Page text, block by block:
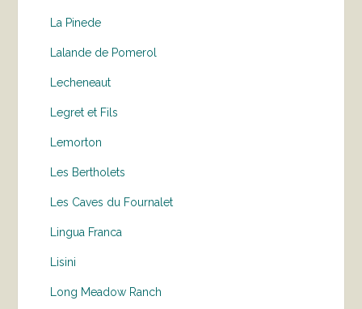
La Pinede
Lalande de Pomerol
Lecheneaut
Legret et Fils
Lemorton
Les Bertholets
Les Caves du Fournalet
Lingua Franca
Lisini
Long Meadow Ranch